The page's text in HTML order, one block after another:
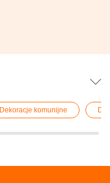
Dekoracje komunijne